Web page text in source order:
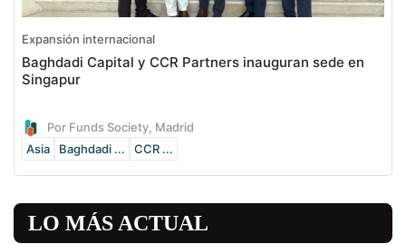
Expansión internacional
Baghdadi Capital y CCR Partners inauguran sede en
Singapur
Por Funds Society, Madrid
Asia
Baghdadi ... CCR ...
LO MÁS ACTUAL